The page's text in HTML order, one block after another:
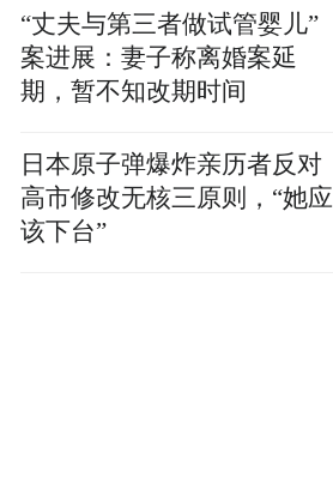
“丈夫与第三者做试管婴儿”
案进展：妻子称离婚案延
期，暂不知改期时间
日本原子弹爆炸亲历者反对
高市修改无核三原则，“她应
该下台”